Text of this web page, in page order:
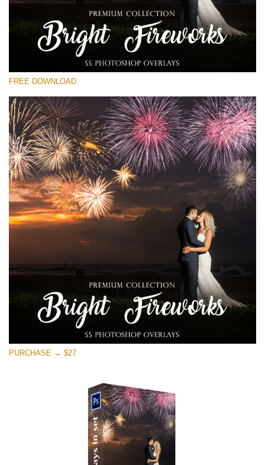
Free Fireworks Overlay #23
Small 800*533px
Bright Fireworks
(55 Overlays)
Luxury Wedding
(373 Overlays)
Large 6000*4000px
Entire Collection
(1783 Overlays)
Large 6000*4000px
FREE DOWNLOAD
PURCHASE → $27